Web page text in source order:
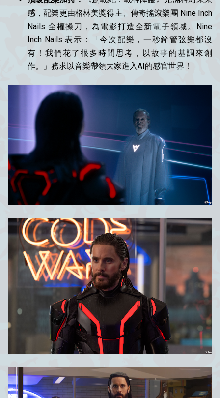
感，配樂更由格林美獎得主、傳奇搖滾樂團 Nine Inch
Nails 全權操刀，為電影打造全新電子領域。Nine
Inch Nails 表示：「今次配樂，一秒鐘管弦樂都沒
有！我們花了很多時間思考，以故事的基調來創
作。」務求以音樂帶領大家進入AI的感官世界！